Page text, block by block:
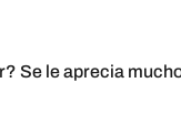
Se le aprecia